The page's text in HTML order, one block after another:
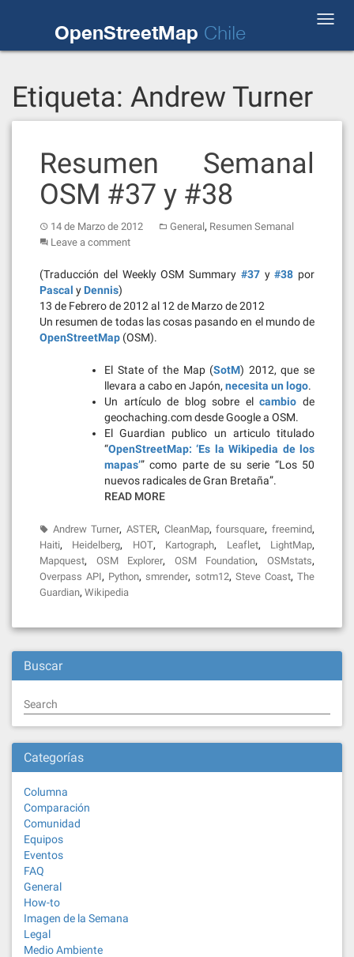
OpenStreetMap Chile
Etiqueta: Andrew Turner
Resumen Semanal
OSM #37 y #38
14 de Marzo de 2012 General, Resumen Semanal
Leave a comment
(Traducción del Weekly OSM Summary #37y#38 por
Pascal y Dennis)
13 de Febrero de 2012 al 12 de Marzo de 2012
Un resumen de todas las cosas pasando en el mundo de
OpenStreetMap (OSM).
El State of the Map (SotM) 2012, que se
llevara a cabo en Japón, necesita un logo.
Un artículo de blog sobre elcambio de
geochaching.com desde Google a OSM.
El Guardian publico un articulo titulado
“OpenStreetMap: ‘Es la Wikipedia de los
mapas’” como parte de su serie “Los 50
nuevos radicales de Gran Bretaña”.
READ MORE
Andrew Turner,ASTER, CleanMap,foursquare,freemind,
Haiti, Heidelberg, HOT, Kartograph, Leaflet, LightMap,
Mapquest, OSM Explorer, OSM Foundation,OSMstats,
Overpass API, Python,smrender, sotm12, Steve Coast,The
Guardian, Wikipedia
Buscar
Search
Categorías
Columna
Comparación
Comunidad
Equipos
Eventos
FAQ
General
How-to
Imagen de la Semana
Legal
Medio Ambiente